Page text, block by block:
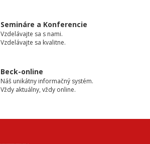
Semináre a Konferencie
Vzdelávajte sa s nami.
Vzdelávajte sa kvalitne.
Beck-online
Náš unikátny informačný systém.
Vždy aktuálny, vždy online.